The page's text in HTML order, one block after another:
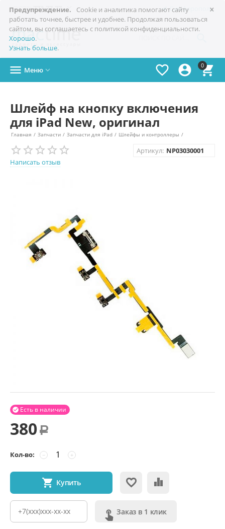
×
Предупреждение.
Cookie и аналитика помогают сайту
работать точнее, быстрее и удобнее. Продолжая пользоваться
сайтом, вы соглашаетесь с политикой конфиденциальности.
Хорошо.
Узнать больше.
Симферополь
+7(978)773-77-77 
0



 Меню 
Шлейф на кнопку включения
для iPad New, оригинал
Главная / Запчасти / Запчасти для iPad / Шлейфы и контроллеры /
Написать отзыв
Артикул: NP03030001
Есть в наличии

380 Р
Кол-во: +
−
Купить
Заказ в 1 клик